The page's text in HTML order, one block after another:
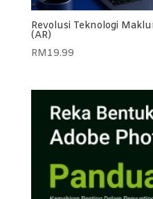
Revolusi Teknologi
(AR)
RM19.99